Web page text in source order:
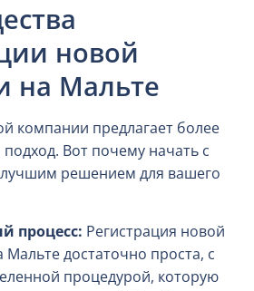
новой
на Мальте
компании предлагает более
Вот почему начать с
решением для вашего
процесс: Регистрация новой
достаточно проста, с
процедурой, которую